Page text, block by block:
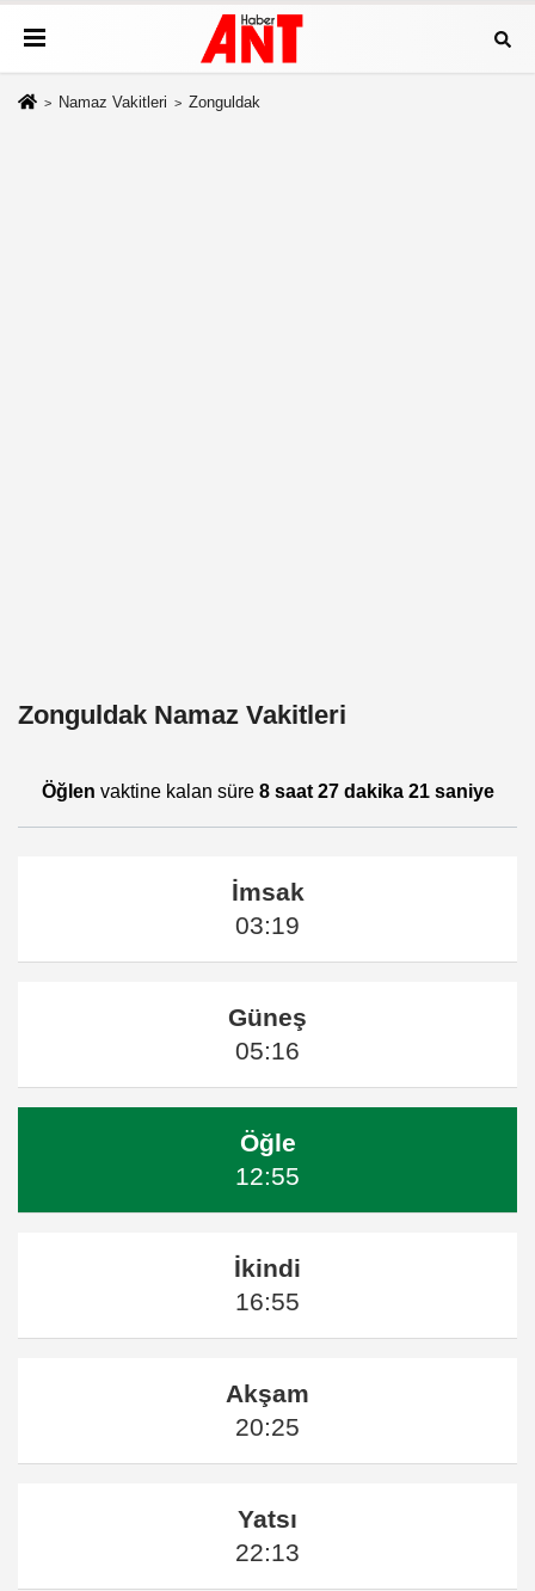
Namaz Vakitleri Zonguldak
Zonguldak Namaz Vakitleri
Öğlen vaktine kalan süre 8 saat 27 dakika 21 saniye
İmsak
03:19
Güneş
05:16
Öğle
12:55
İkindi
16:55
Akşam
20:25
Yatsı
22:13